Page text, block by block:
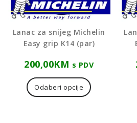
Lanac za snijeg Michelin
Easy grip K14 (par)
200,00KM s PDV
Odaberi opcije
proizvod